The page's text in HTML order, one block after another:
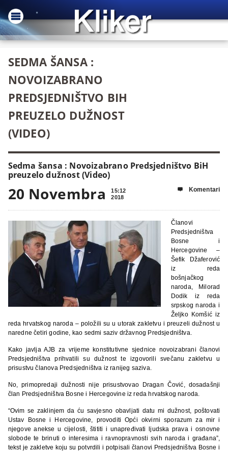
SEDMA ŠANSA :
NOVOIZABRANO
PREDSJEDNIŠTVO BIH
PREUZELO DUŽNOST
(VIDEO)
Sedma šansa : Novoizabrano Predsjedništvo BiH
preuzelo dužnost (Video)
20 Novembra
15:12
2018
 Komentari
Članovi
Predsjedništva
Bosne i
Hercegovine –
Šefik Džaferović
iz reda
bošnjačkog
naroda, Milorad
Dodik iz reda
srpskog naroda i
Željko Komšić iz
reda hrvatskog naroda – položili su u utorak zakletvu i preuzeli dužnost u
naredne četiri godine, kao sedmi saziv državnog Predsjedništva.
Kako javlja AJB za vrijeme konstitutivne sjednice novoizabrani članovi
Predsjedništva prihvatili su dužnost te izgovorili svečanu zakletvu u
prisustvu članova Predsjedništva iz ranijeg saziva.
No, primopredaji dužnosti nije prisustvovao Dragan Čović, dosadašnji
član Predsjedništva Bosne i Hercegovine iz reda hrvatskog naroda.
“Ovim se zaklinjem da ću savjesno obavljati datu mi dužnost, poštovati
Ustav Bosne i Hercegovine, provoditi Opći okvirni sporazum za mir i
njegove anekse u cijelosti, štititi i unapređivati ljudska prava i osnovne
slobode te brinuti o interesima i ravnopravnosti svih naroda i građana”,
tekst je zakletve koju su potvrdili i potpisali članovi Predsjedništva Bosne i